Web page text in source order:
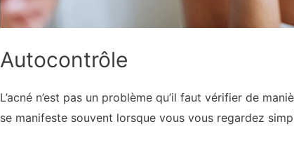
Autocontrôle
L’acné n’est pas un problème qu’il faut vérifier de
se manifeste souvent lorsque vous vous regardez